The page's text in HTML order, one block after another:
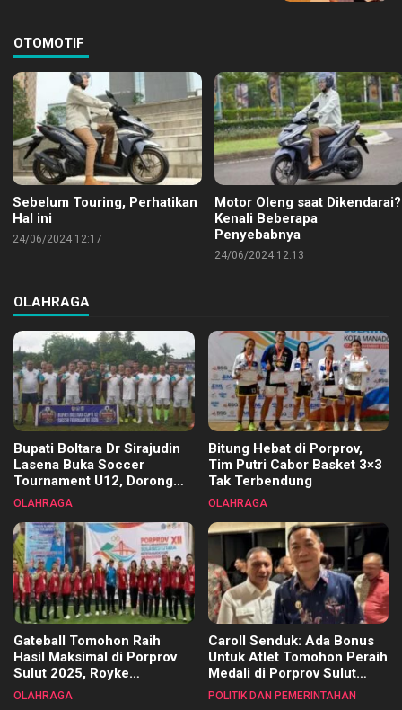
OTOMOTIF
Sebelum Touring, Perhatikan
Hal ini
24/06/2024 12:17
Motor Oleng saat Dikendarai?
Kenali Beberapa
Penyebabnya
24/06/2024 12:13
OLAHRAGA
Bupati Boltara Dr Sirajudin
Lasena Buka Soccer
Tournament U12, Dorong
Pembinaan Merata di Setiap
OLAHRAGA
Bitung Hebat di Porprov,
Tim Putri Cabor Basket 3×3
Tak Terbendung
OLAHRAGA
Gateball Tomohon Raih
Hasil Maksimal di Porprov
Sulut 2025, Royke
Tangkawarouw Ucapkan
OLAHRAGA
Caroll Senduk: Ada Bonus
Untuk Atlet Tomohon Peraih
Medali di Porprov Sulut
2025
POLITIK DAN PEMERINTAHAN